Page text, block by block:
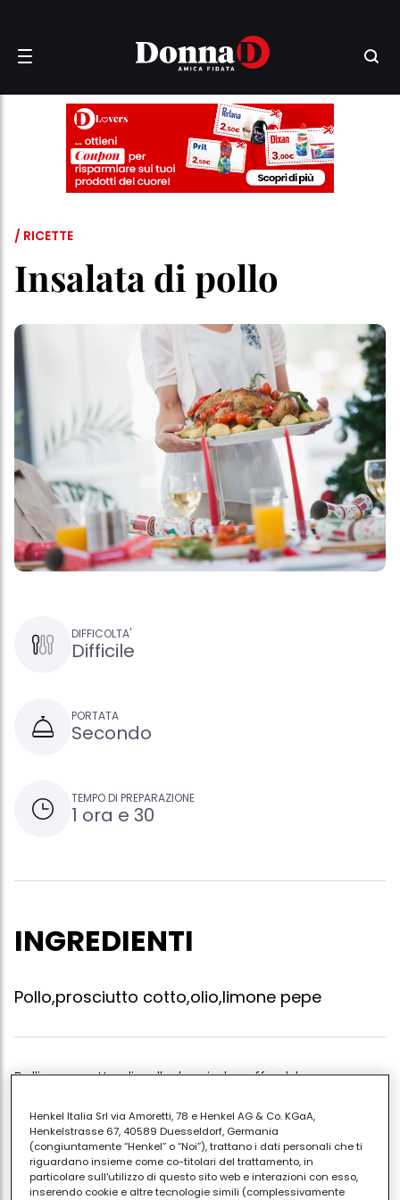
/ RICETTE
Insalata di pollo
DIFFICOLTA'
Difficile
PORTATA
Secondo
TEMPO DI PREPARAZIONE
1 ora e 30
INGREDIENTI
Pollo,prosciutto cotto,olio,limone pepe
Bollire un petto di pollo, lasciarlo raffreddare,
di prosciutto cotto. aggiungere limone, olio,
pepe.mescolare e lasciare riposare per insaporire.
volendo si può rendere più gustoso con l'aggiunta di
maionese.
Henkel Italia Srl via Amoretti, 78 e Henkel AG & Co. KGaA,
Henkelstrasse 67, 40589 Duesseldorf, Germania
(congiuntamente “Henkel” o “Noi”), trattano i dati personali che ti
riguardano insieme come co-titolari del trattamento, in
particolare sull'utilizzo di questo sito web e interazioni con esso,
inserendo cookie e altre tecnologie simili (complessivamente